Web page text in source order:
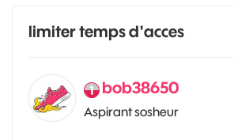
limiter temps d'acces
bob38650
Aspirant sosheur